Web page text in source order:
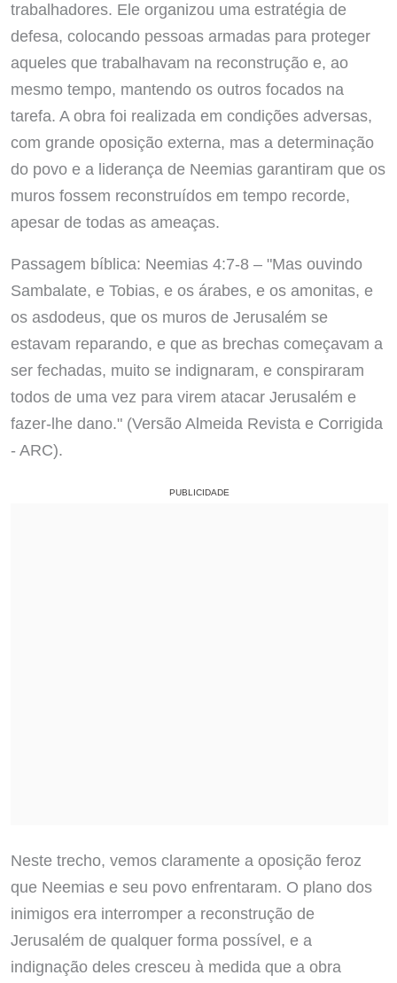
trabalhadores. Ele organizou uma estratégia de
defesa, colocando pessoas armadas para proteger
aqueles que trabalhavam na reconstrução e, ao
mesmo tempo, mantendo os outros focados na
tarefa. A obra foi realizada em condições adversas,
com grande oposição externa, mas a determinação
do povo e a liderança de Neemias garantiram que os
muros fossem reconstruídos em tempo recorde,
apesar de todas as ameaças.
Passagem bíblica: Neemias 4:7-8 – "Mas ouvindo
Sambalate, e Tobias, e os árabes, e os amonitas, e
os asdodeus, que os muros de Jerusalém se
estavam reparando, e que as brechas começavam a
ser fechadas, muito se indignaram, e conspiraram
todos de uma vez para virem atacar Jerusalém e
fazer-lhe dano." (Versão Almeida Revista e Corrigida
- ARC).
PUBLICIDADE
Neste trecho, vemos claramente a oposição feroz
que Neemias e seu povo enfrentaram. O plano dos
inimigos era interromper a reconstrução de
Jerusalém de qualquer forma possível, e a
indignação deles cresceu à medida que a obra